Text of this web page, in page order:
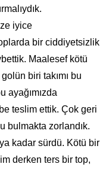
iyice
bir ciddiyetsizlik
Maalesef kötü
biri takımı bu
ayağımızda
teslim ettik. Çok geri
bulmakta zorlandık.
kadar sürdü. Kötü bir
derken ters bir top,